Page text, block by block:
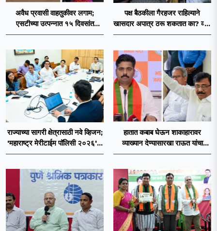
अवैध प्रवासी वाहतुकीवर लगाम;
एसटीच्या उत्पन्नात १५ दिवसांत
४३.८३ कोटींची वाढ!
पक्ष बैठकीला गैरहजर राहिल्याने
खासदार अपात्र ठरू शकतात का? व्हीप
आणि कायदा नेमकं काय सांगतो?
राज्याच्या सागरी क्षेत्रासाठी नवे व्हिजन;
'महाराष्ट्र मेरीटाईम पॉलिसी २०२६'चा
प्रस्ताव
हातात कबाब घेऊन शाकाहारावर
व्याख्यान देण्यासारखा राऊत यांचा
प्रयत्न - नवनाथ बन